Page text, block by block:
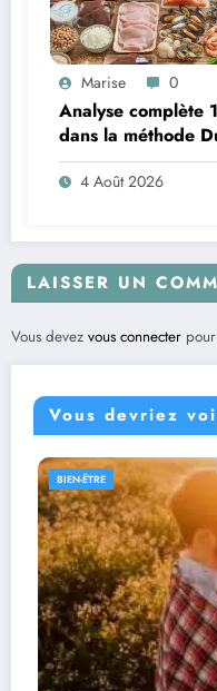
Marise 0
Analyse complète
dans la méthode
4 Août 2026
LAISSER UN
Vous devez vous connecter
Vous devriez
BIEN-ËTRE